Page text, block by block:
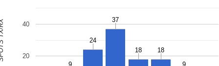
20
40
9
9
24
24
37
37
18
18 18
18
9
9
RX